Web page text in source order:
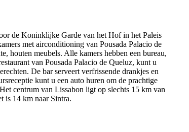
de Koninklijke Garde van het Hof in het Paleis
met airconditioning van Pousada Palacio de
houten meubels. Alle kamers hebben een bureau,
van Pousada Palacio de Queluz, kunt u
De bar serveert verfrissende drankjes en
kunt u een auto huren om de prachtige
centrum van Lissabon ligt op slechts 15 km van
is 14 km naar Sintra.